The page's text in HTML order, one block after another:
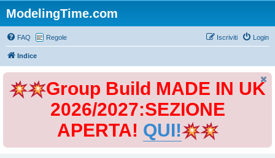
ModelingTime.com
FAQ Regole Login
Iscriviti
Indice
Group Build MADE IN UK
2026/2027:SEZIONE
APERTA! QUI!